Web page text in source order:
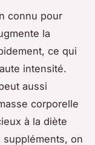
connu pour
la
ce qui
intensité.
aussi
corporelle
à la diète
suppléments, on